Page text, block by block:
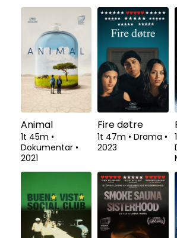
Animal
1t 45m •
Dokumentar •
2021
Fire døtre
1t 47m • Drama •
2023